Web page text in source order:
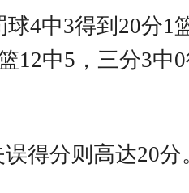
4中3得到20分1
12中5，三分3中
得分则高达20分